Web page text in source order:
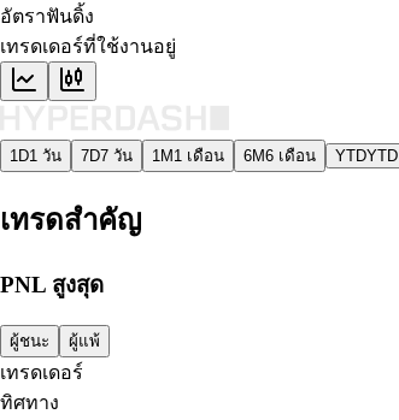
อัตราฟันดิ้ง
เทรดเดอร์ที่ใช้งานอยู่
1D1 วัน 7D7 วัน 1M 1 เดือน 6M6 เดือน YTDYTD
เทรดสำคัญ
PNL สูงสุด
ผู้ชนะ ผู้แพ้
เทรดเดอร์
ทิศทาง